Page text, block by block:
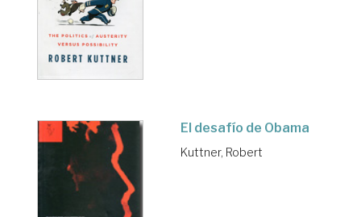
El desafío de Obama
Kuttner, Robert